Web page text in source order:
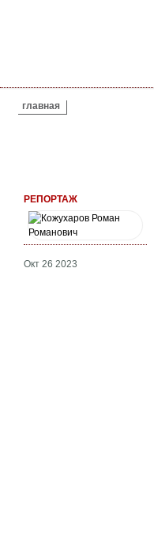
ВЫ ЗДЕСЬ
главная
РЕПОРТАЖ
Окт 26 2023